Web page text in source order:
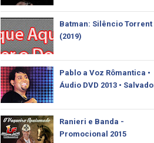
Batman: Silêncio Torrent
(2019)
Pablo‬ a Voz Rômantica •
Áudio DVD 2013 •
Ranieri e Banda -
Promocional 2015